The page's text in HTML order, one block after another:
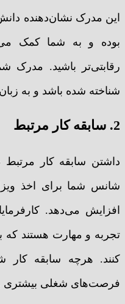
این مدرک نشان‌دهنده
بوده و به شما کمک
رقابتی‌تر باشید. مدرک
شناخته شده باشد و به
2. سابقه کار مرتبط
داشتن سابقه کار مرتبط
شانس شما برای اخذ
افزایش می‌دهد.
تجربه و مهارت هستند که
کنند. هرچه سابقه کار
فرصت‌های شغلی بیشتری